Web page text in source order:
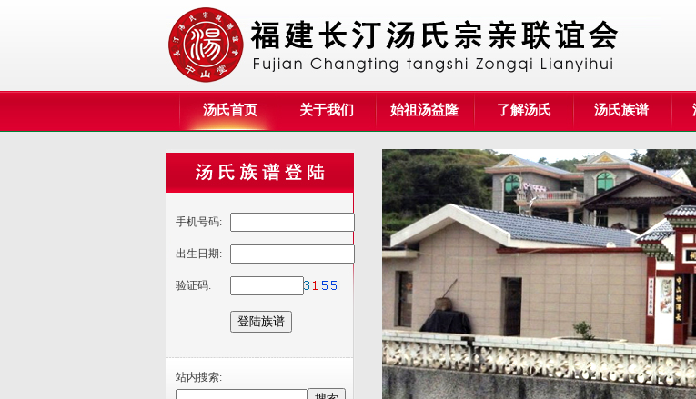
汤氏首页 关于我们 始祖汤益隆 了解汤氏 汤氏族谱
手机号码:
出生日期:
验证码:
站内搜索: